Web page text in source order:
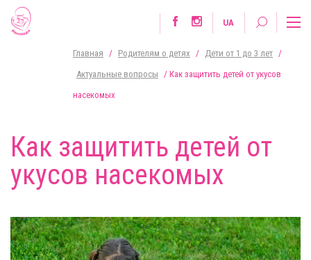
UA
Главная / Родителям о детях / Дети от 1 до 3 лет /
Актуальные вопросы
/ Как защитить детей от укусов
насекомых
Как защитить детей от
укусов насекомых